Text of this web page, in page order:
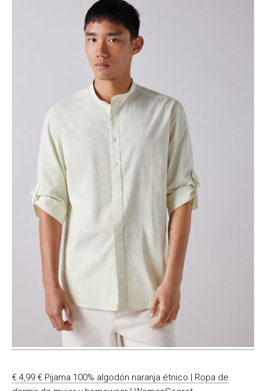
€ 4,99 € Pijama 100% algodón naranja étnico | Ropa de